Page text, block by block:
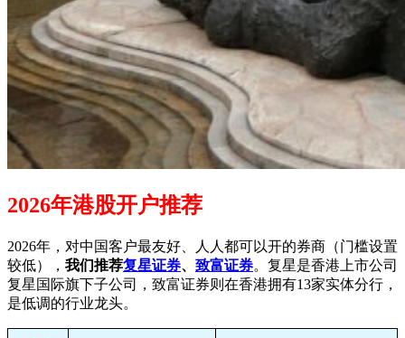
2026年港股开户推荐
2026年，对中国客户最友好、人人都可以开的券商（门槛设置
较低）， 我们推荐复星证券、 致富证券。复星是香港上市公司
复星国际旗下子公司，致富证券则在香港拥有13家实体分行，
是低调的行业龙头。